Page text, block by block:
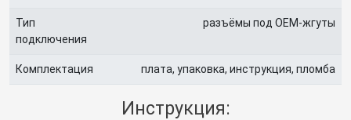
Тип
подключения
разъёмы под OEM-жгуты
Комплектация плата, упаковка, инструкция, пломба
Инструкция: